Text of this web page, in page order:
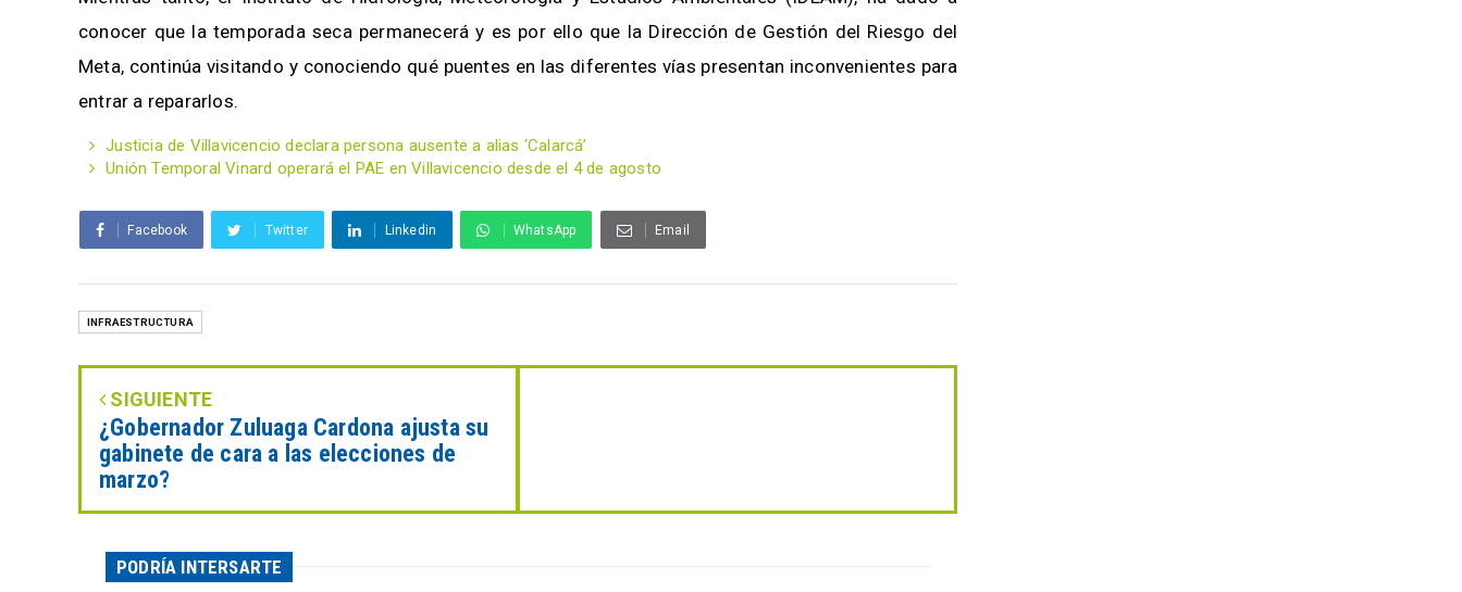
conocer que la temporada seca permanecerá y es por ello que la Dirección de Gestión del Riesgo del
Meta, continúa visitando y conociendo qué puentes en las diferentes vías presentan inconvenientes para
entrar a repararlos.
Justicia de Villavicencio declara persona ausente a alias ‘Calarcá’
Unión Temporal Vinard operará el PAE en Villavicencio desde el 4 de agosto
Facebook Twitter Linkedin WhatsApp Email
INFRAESTRUCTURA
SIGUIENTE
¿Gobernador Zuluaga Cardona ajusta su
gabinete de cara a las elecciones de
marzo?
PODRÍA INTERSARTE